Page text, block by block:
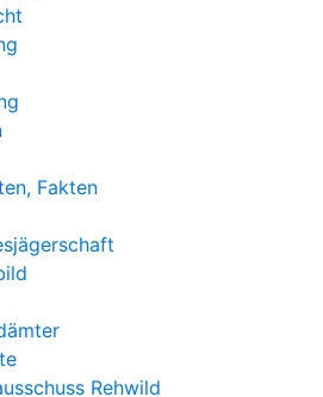
Fakten
Rehwild